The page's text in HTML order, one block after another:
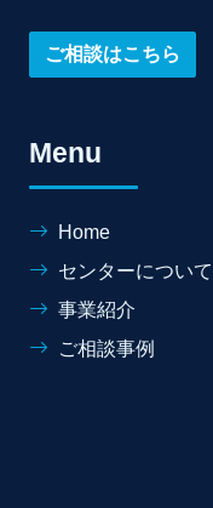
ご相談はこちら
Menu
Home
センターについて
事業紹介
ご相談事例